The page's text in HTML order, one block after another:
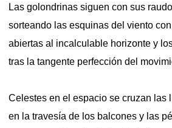
Las golondrinas siguen con sus
sorteando las esquinas del viento
abiertas al incalculable horizonte y
tras la tangente perfección del
Celestes en el espacio se cruzan las
en la travesía de los balcones y las